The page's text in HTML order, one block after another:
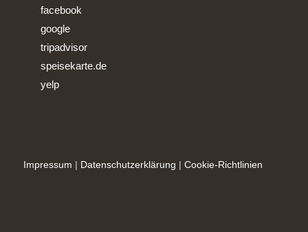
facebook
google
tripadvisor
speisekarte.de
yelp
Impressum | Datenschutzerklärung | Cookie-Richtlinien